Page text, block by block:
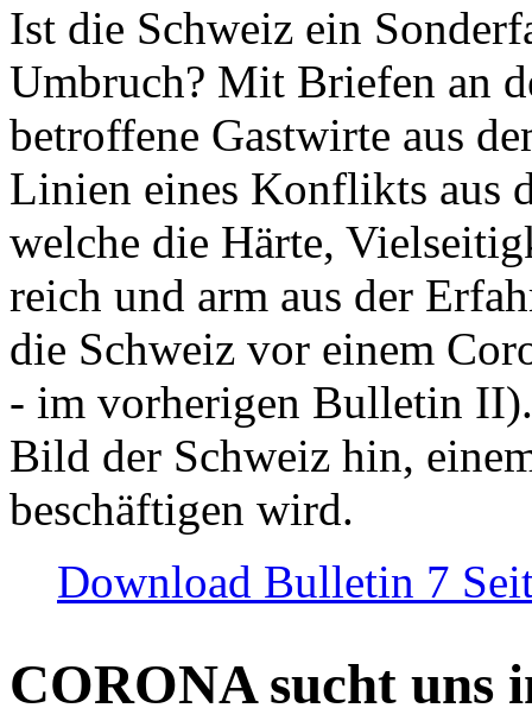
Ist die Schweiz ein
Umbruch? Mit Briefen an
betroffene Gastwirte aus
Linien eines Konflikts aus
welche die Härte,
reich und arm aus der
die Schweiz vor einem
- im vorherigen Bulletin
Bild der Schweiz hin,
beschäftigen wird.
Download Bulletin 7
CORONA sucht uns